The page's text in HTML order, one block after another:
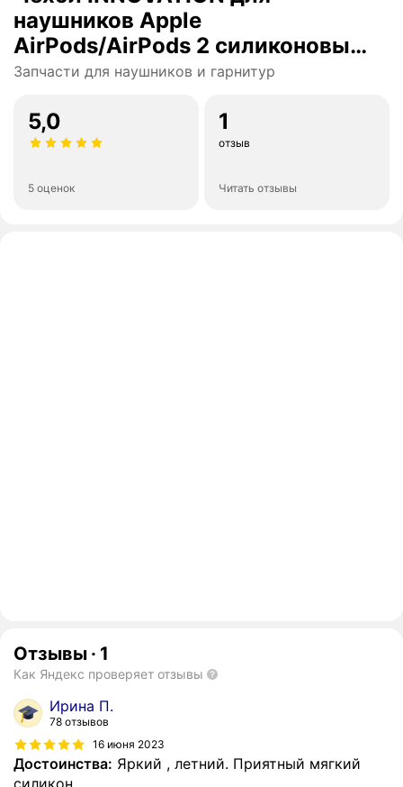
наушников Apple
AirPods/AirPods 2 силиконовый
с карабином, розовый
Запчасти для наушников и гарнитур
5,0
5 оценок
1
отзыв
Читать отзывы
Отзывы · 1
Как Яндекс проверяет отзывы
Ирина П.
78 отзывов
16 июня 2023
Достоинства: Яркий , летний. Приятный мягкий